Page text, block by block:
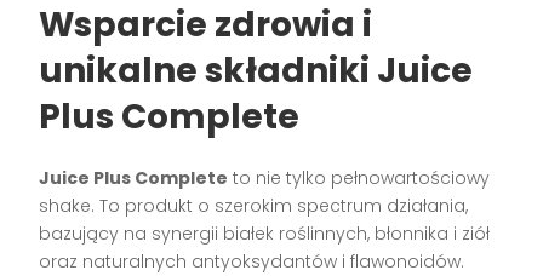
Wsparcie zdrowia i
unikalne składniki Juice
Plus Complete
Juice Plus Complete to nie tylko pełnowartościowy
shake. To produkt o szerokim spectrum działania,
bazujący na synergii białek roślinnych, błonnika i ziół
oraz naturalnych antyoksydantów i flawonoidów.